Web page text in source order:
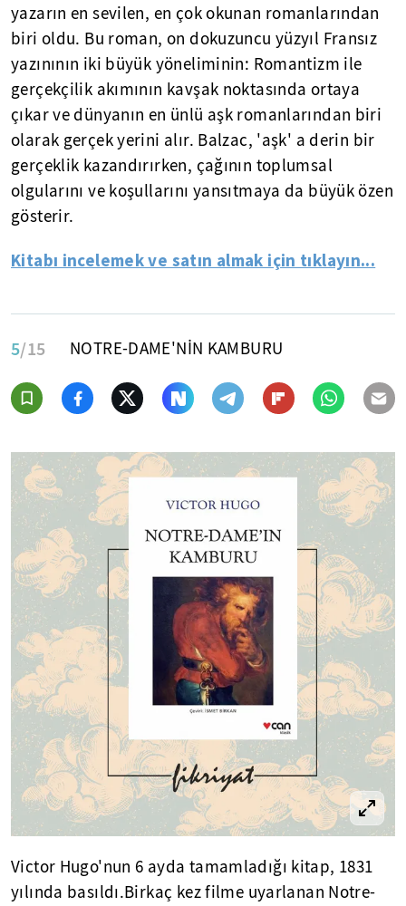
yazarın en sevilen, en çok okunan romanlarından
biri oldu. Bu roman, on dokuzuncu yüzyıl Fransız
yazınının iki büyük yöneliminin: Romantizm ile
gerçekçilik akımının kavşak noktasında ortaya
çıkar ve dünyanın en ünlü aşk romanlarından biri
olarak gerçek yerini alır. Balzac, 'aşk' a derin bir
gerçeklik kazandırırken, çağının toplumsal
olgularını ve koşullarını yansıtmaya da büyük özen
gösterir.
Kitabı incelemek ve satın almak için tıklayın...
5/15 NOTRE-DAME'NİN KAMBURU
Victor Hugo'nun 6 ayda tamamladığı kitap, 1831
yılında basıldı.Birkaç kez filme uyarlanan Notre-